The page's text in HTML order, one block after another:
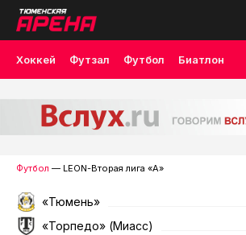
Хоккей Футзал Футбол Биатлон
Футбол — LEON-Вторая лига «А»
«Тюмень»
«Торпедо» (Миасс)